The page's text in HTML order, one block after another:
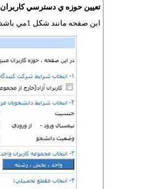
تعيين حوزه ي دسترسي کاربران
ابن صفحه مانند شکل 1مي باشد که در قسمت هاي مختلف مي توان حوزه دسترسي کاربران را تعريف نمود.